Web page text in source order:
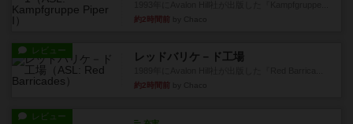
約2時間前
レビュー レッドバリケ－ド工場
約2時間前
レビュー